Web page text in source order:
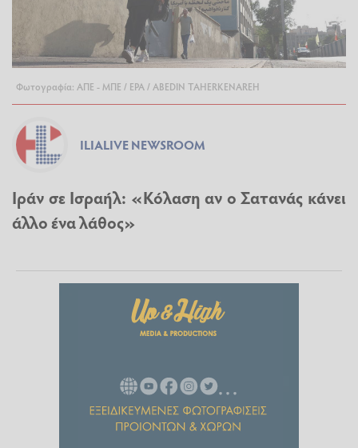
Φωτογραφία: ΑΠΕ - ΜΠΕ / EPA / ABEDIN TAHERKENAREH
ILIALIVE NEWSROOM
Ιράν σε Ισραήλ: «Κόλαση αν ο Σατανάς κάνει
άλλο ένα λάθος»